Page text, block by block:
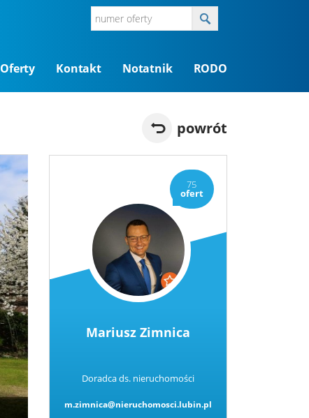
Oferty Kontakt Notatnik RODO
powrót
75
ofert
Mariusz Zimnica
Doradca ds. nieruchomości
m.zimnica@nieruchomosci.lubin.pl